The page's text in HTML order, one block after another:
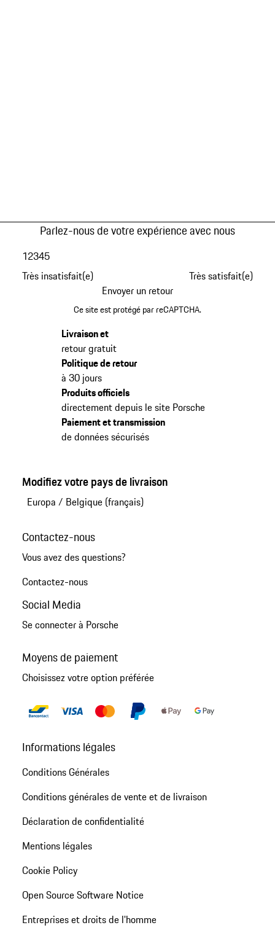
Parlez-nous de votre expérience avec nous
Très insatisfait(e)
12345
Très satisfait(e)
Envoyer un retour
Ce site est protégé par reCAPTCHA.
Livraison et
retour gratuit
Politique de retour
à 30 jours
Produits officiels
directement depuis le site Porsche
Paiement et transmission
de données sécurisés
Modifiez votre pays de livraison
Europa / Belgique (français)
Contactez-nous
Vous avez des questions?
Contactez-nous
Social Media
Se connecter à Porsche
Moyens de paiement
Choisissez votre option préférée
Informations légales
Conditions Générales
Conditions générales de vente et de livraison
Déclaration de confidentialité
Mentions légales
Cookie Policy
Open Source Software Notice
Entreprises et droits de l'homme